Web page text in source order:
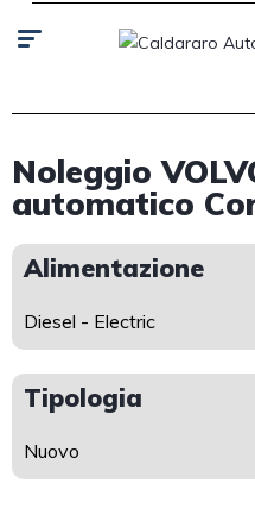
Noleggio
automatico
Alimentazione
Diesel - Electric
Tipologia
Nuovo